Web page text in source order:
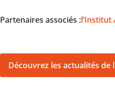
Partenaires associés :l’Institut
Découvrez les actualités de